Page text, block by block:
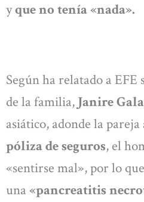
yque no tenía «nada».
Según ha relatado a
de la familia, Janire
asiático, adonde la
póliza de seguros, el
«sentirse mal», por lo
una «pancreatitis